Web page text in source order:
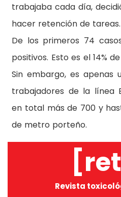
trabajaba cada día,
hacer retención de tareas.
De los primeros 74
positivos. Esto es el 14%
Sin embargo, es apenas
trabajadores de la línea
en total más de 700 y
de metro porteño.
Revista